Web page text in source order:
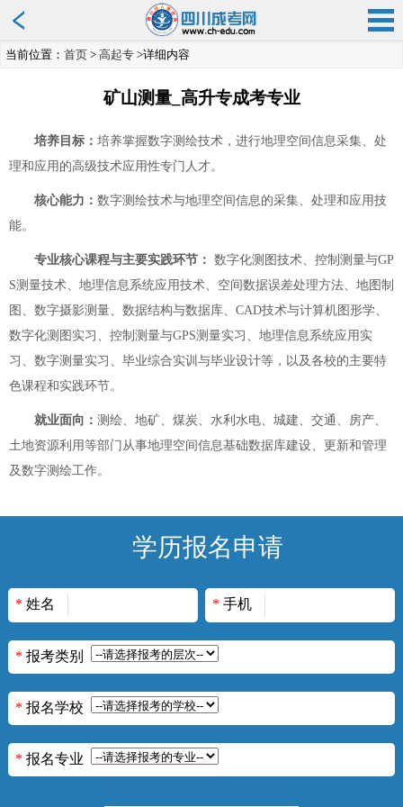
当前位置： 首页 > 高起专 >详细内容
矿山测量_高升专成考专业
培养目标： 培养掌握数字测绘技术，进行地理空间信息采集、处
理和应用的高级技术应用性专门人才。
核心能力： 数字测绘技术与地理空间信息的采集、处理和应用技
能。
专业核心课程与主要实践环节： 数字化测图技术、控制测量与GP
S测量技术、地理信息系统应用技术、空间数据误差处理方法、地图制
图、数字摄影测量、数据结构与数据库、CAD技术与计算机图形学、
数字化测图实习、控制测量与GPS测量实习、地理信息系统应用实
习、数字测量实习、毕业综合实训与毕业设计等，以及各校的主要特
色课程和实践环节。
就业面向： 测绘、地矿、煤炭、水利水电、城建、交通、房产、
土地资源利用等部门从事地理空间信息基础数据库建设、更新和管理
及数字测绘工作。
学历报名申请
* 姓名 * 手机
* 报考类别
* 报名学校
* 报名专业